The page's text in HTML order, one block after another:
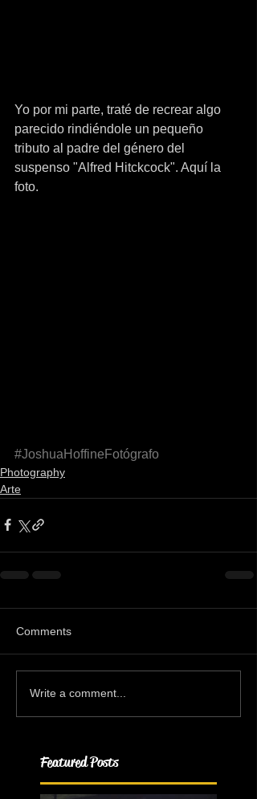
Yo por mi parte, traté de recrear algo
parecido rindiéndole un pequeño
tributo al padre del género del
suspenso "Alfred Hitckcock". Aquí la
foto.
#JoshuaHoffineFotógrafo
Photography
Arte
Comments
Write a comment...
Featured Posts